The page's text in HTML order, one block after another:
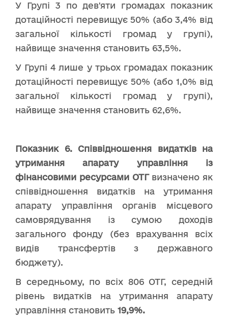
У Групі 3 по дев'яти громадах показник
дотаційності перевищує 50% (або 3,4% від
загальної кількості громад у групі),
найвище значення становить 63,5%.
У Групі 4 лише у трьох громадах показник
дотаційності перевищує 50% (або 1,0% від
загальної кількості громад у групі),
найвище значення становить 62,6%.
Показник 6.
Співвідношення видатків на
утримання апарату управління із
фінансовими ресурсами ОТГ визначено як
співвідношення видатків на утримання
апарату управління органів місцевого
самоврядування із сумою доходів
загального фонду (без врахування всіх
видів трансфертів з державного
бюджету).
В середньому, по всіх 806 ОТГ, середній
рівень видатків на утримання апарату
управління становить 19,9%.